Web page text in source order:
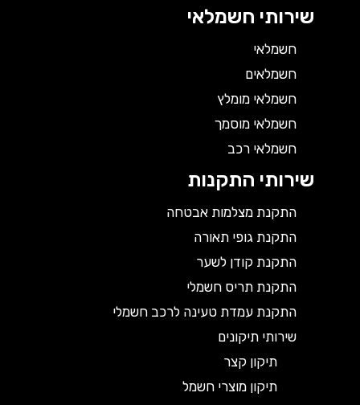
שירותי חשמלאי
חשמלאי
חשמלאים
חשמלאי מומלץ
חשמלאי מוסמך
חשמלאי רכב
שירותי התקנות
התקנת מצלמות אבטחה
התקנת גופי תאורה
התקנת קודן לשער
התקנת תריס חשמלי
התקנת עמדת טעינה לרכב חשמלי
שירותי תיקונים
תיקון קצר
תיקון מוצרי חשמל